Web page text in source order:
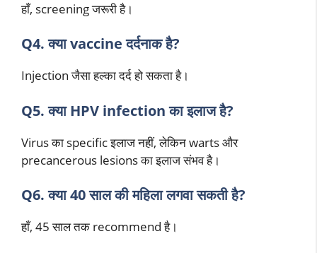
हाँ, screening जरूरी है।
Q4. क्या vaccine दर्दनाक है?
Injection जैसा हल्का दर्द हो सकता है।
Q5. क्या HPV infection का इलाज है?
Virus का specific इलाज नहीं, लेकिन warts और
precancerous lesions का इलाज संभव है।
Q6. क्या 40 साल की महिला लगवा सकती है?
हाँ, 45 साल तक recommend है।